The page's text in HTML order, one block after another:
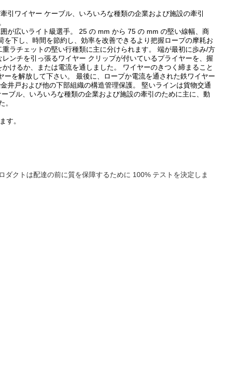
ワイヤー ケーブル、いろいろな種類の企業および施設の牽引
が広いライト級選手。 25 の mm から 75 の mm の堅い線幅、商
下し、時間を節約し、効率を改善できるより把握ロープの摩耗お
ラチェットの堅い行種類に主に分けられます。 端が最初に歩み/方
ンチを引っ張るワイヤー クリップが付いているプライヤーを、握
けるか、または電流を通しました。 ワイヤーのきつく締まること
を解放して下さい。 最後に、ロープか電流を通された鉄ワイヤー
井戸および他の下部組織の構造管理保護。 堅いラインは貨物交通
ブル、いろいろな種類の企業および施設の牽引のために主に、動
。
す。
クトは配達の前に質を保障するために 100% テストを決定しま